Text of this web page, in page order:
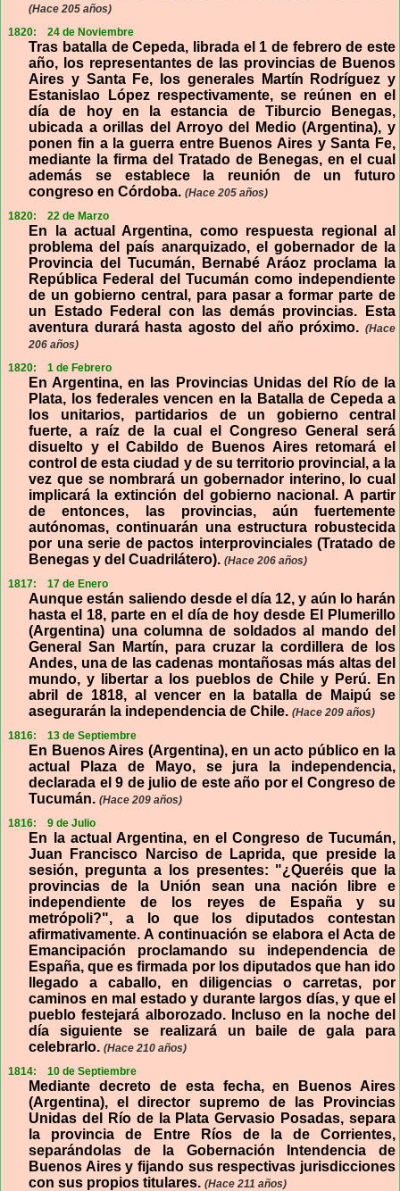
(Hace 205 años)
1820:
24 de Noviembre
Tras batalla de Cepeda, librada el 1 de febrero de este
año, los representantes de las provincias de Buenos
Aires y Santa Fe, los generales Martín Rodríguez y
Estanislao López respectivamente, se reúnen en el
día de hoy en la estancia de Tiburcio Benegas,
ubicada a orillas del Arroyo del Medio (Argentina), y
ponen fin a la guerra entre Buenos Aires y Santa Fe,
mediante la firma del Tratado de Benegas, en el cual
además se establece la reunión de un futuro
congreso en Córdoba.(Hace 205 años)
1820:
22 de Marzo
En la actual Argentina, como respuesta regional al
problema del país anarquizado, el gobernador de la
Provincia del Tucumán, Bernabé Aráoz proclama la
República Federal del Tucumán como independiente
de un gobierno central, para pasar a formar parte de
un Estado Federal con las demás provincias. Esta
aventura durará hasta agosto del año próximo. (Hace
206 años)
1820:
1 de Febrero
En Argentina, en las Provincias Unidas del Río de la
Plata, los federales vencen en la Batalla de Cepeda a
los unitarios, partidarios de un gobierno central
fuerte, a raíz de la cual el Congreso General será
disuelto y el Cabildo de Buenos Aires retomará el
control de esta ciudad y de su territorio provincial, a la
vez que se nombrará un gobernador interino, lo cual
implicará la extinción del gobierno nacional. A partir
de entonces, las provincias, aún fuertemente
autónomas, continuarán una estructura robustecida
por una serie de pactos interprovinciales (Tratado de
Benegas y del Cuadrilátero).(Hace 206 años)
1817:
17 de Enero
Aunque están saliendo desde el día 12, y aún lo harán
hasta el 18, parte en el día de hoy desde El Plumerillo
(Argentina) una columna de soldados al mando del
General San Martín, para cruzar la cordillera de los
Andes, una de las cadenas montañosas más altas del
mundo, y libertar a los pueblos de Chile y Perú. En
abril de 1818, al vencer en la batalla de Maipú se
asegurarán la independencia de Chile.(Hace 209 años)
1816:
13 de Septiembre
En Buenos Aires (Argentina), en un acto público en la
actual Plaza de Mayo, se jura la independencia,
declarada el 9 de julio de este año por el Congreso de
Tucumán.(Hace 209 años)
1816:
9 de Julio
En la actual Argentina, en el Congreso de Tucumán,
Juan Francisco Narciso de Laprida, que preside la
sesión, pregunta a los presentes: "¿Queréis que la
provincias de la Unión sean una nación libre e
independiente de los reyes de España y su
metrópoli?", a lo que los diputados contestan
afirmativamente. A continuación se elabora el Acta de
Emancipación proclamando su independencia de
España, que es firmada por los diputados que han ido
llegado a caballo, en diligencias o carretas, por
caminos en mal estado y durante largos días, y que el
pueblo festejará alborozado. Incluso en la noche del
día siguiente se realizará un baile de gala para
celebrarlo.(Hace 210 años)
1814:
10 de Septiembre
Mediante decreto de esta fecha, en Buenos Aires
(Argentina), el director supremo de las Provincias
Unidas del Río de la Plata Gervasio Posadas, separa
la provincia de Entre Ríos de la de Corrientes,
separándolas de la Gobernación Intendencia de
Buenos Aires y fijando sus respectivas jurisdicciones
con sus propios titulares.(Hace 211 años)